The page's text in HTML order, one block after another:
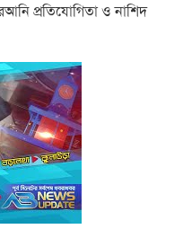
প্রতিযোগিতা ও নাশিদ